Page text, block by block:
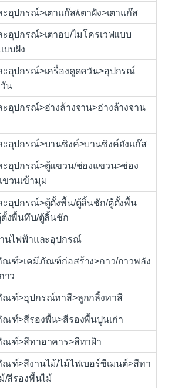
อุปกรณ์>เตาแก๊ส/เตาฝัง>เตาแก๊ส
อุปกรณ์>เตาอบ/ไมโครเวฟแบบ
บบฝัง
ะอุปกรณ์>เครื่องดูดควัน>อุปกรณ์
น
อุปกรณ์>อ่างล้างจาน>อ่างล้างจาน
ะอุปกรณ์>บานซิงค์>บานซิงค์ถังแก๊ส
ะอุปกรณ์>ตู้แขวน/ช่องแขวน>ช่อง
วนเข้ามุม
ะอุปกรณ์>ตู้ตั้งพื้น/ตู้ลิ้นชัก/ตู้ตั้งพื้น
ตั้งพื้นทึบ/ตู้ลิ้นชัก
นไฟฟ้าและอุปกรณ์
ณฑ์>เคมีภัณฑ์ก่อสร้าง>กาว/กาวพลัง
าว
ณฑ์>อุปกรณ์ทาสี>ลูกกลิ้งทาสี
ณฑ์>สีรองพื้น>สีรองพื้นปูนเก่า
ณฑ์>สีทาอาคาร>สีทาฝ้า
ณฑ์>สีงานไม้/ไม้ไฟเบอร์ซีเมนต์>สีทา
/สีรองพื้นไม้